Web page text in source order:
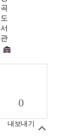
곡
도
서
관
0
내보내기